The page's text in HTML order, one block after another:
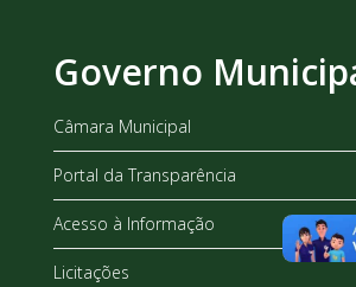
Governo
Câmara Municipal
Portal da Transparência
Acesso à Informação
Licitações